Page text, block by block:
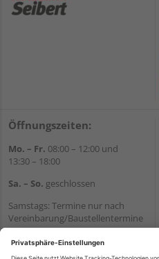
Öffnungszeiten:
Mo. – Fr. 08:00 – 12:00 und
13:30 – 18:00
Sa. – So. geschlossen
Samstags: Termine nur nach
Vereinbarung/Baustellentermine
Wir helfen Ihnen gerne
weiter